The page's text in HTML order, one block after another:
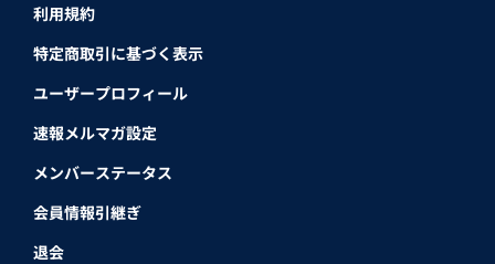
利用規約
特定商取引に基づく表示
ユーザープロフィール
速報メルマガ設定
メンバーステータス
会員情報引継ぎ
退会